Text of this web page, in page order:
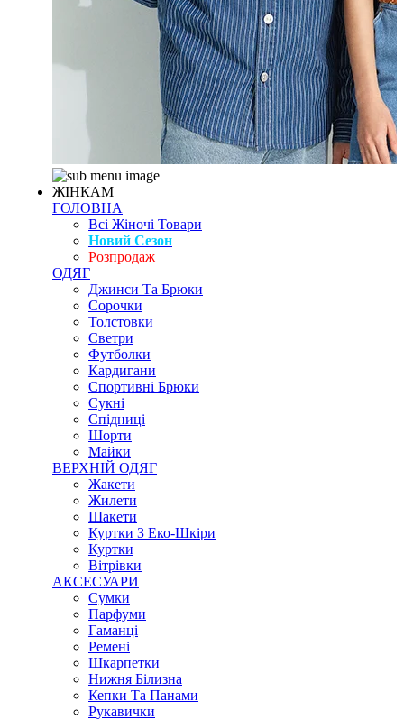
ЖІНКАМ
ГОЛОВНА
Всі Жіночі Товари
Новий Сезон
Розпродаж
ОДЯГ
Джинси Та Брюки
Сорочки
Толстовки
Светри
Футболки
Кардигани
Спортивні Брюки
Сукні
Спідниці
Шорти
Майки
ВЕРХНІЙ ОДЯГ
Жакети
Жилети
Шакети
Куртки З Еко-Шкіри
Куртки
Вітрівки
АКСЕСУАРИ
Сумки
Парфуми
Гаманці
Ремені
Шкарпетки
Нижня Білизна
Кепки Та Панами
Рукавички